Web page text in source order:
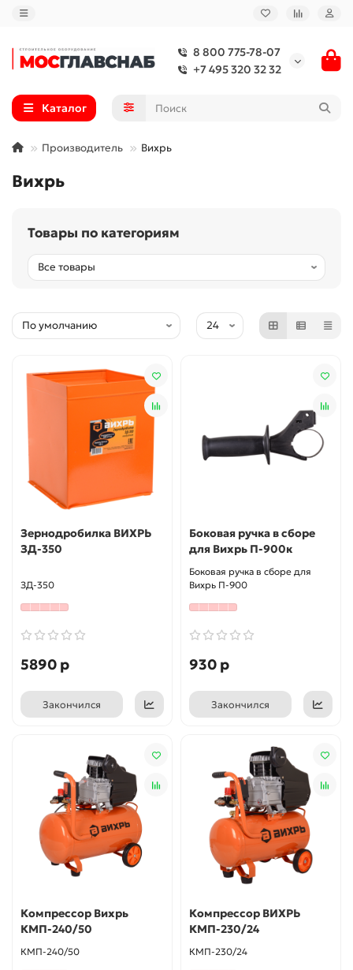
8 800 775-78-07
+7 495 320 32 32
Каталог
Производитель Вихрь
Вихрь
Товары по категориям
Зернодробилка ВИХРЬ
ЗД-350
ЗД-350
5890 р
Закончился
Боковая ручка в сборе
для Вихрь П-900к
Боковая ручка в сборе для
Вихрь П-900
930 р
Закончился
Компрессор Вихрь
КМП-240/50
КМП-240/50
Компрессор ВИХРЬ
КМП-230/24
КМП-230/24